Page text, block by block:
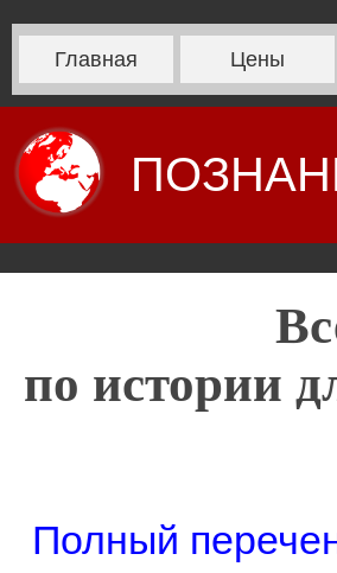
Главная Цены
по истории
Полный